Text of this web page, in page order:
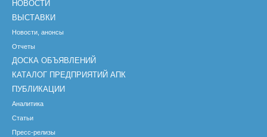
НОВОСТИ
ВЫСТАВКИ
Новости, анонсы
Отчеты
ДОСКА ОБЪЯВЛЕНИЙ
КАТАЛОГ ПРЕДПРИЯТИЙ АПК
ПУБЛИКАЦИИ
Аналитика
Статьи
Пресс-релизы